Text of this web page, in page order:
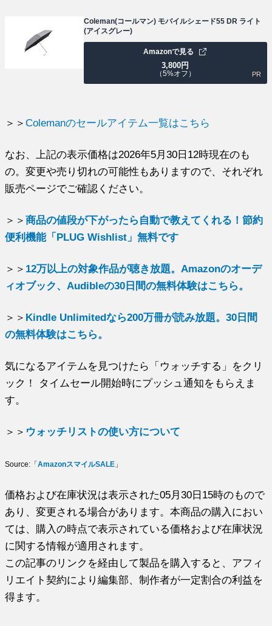
Coleman(コールマン) モバイルシェード55 DR ライト
(アイスグレー)
3,800円
（5%オフ）
Amazonで見る
PR
＞＞Colemanのセールアイテム一覧はこちら
なお、上記の表示価格は2026年5月30日12時現在のも
の。変更や売り切れの可能性もありますので、それぞれ
販売ページでご確認ください。
＞＞商品の値段が下がったら自動で教えてくれる！節約
便利機能「PLUG Wishlist」無料です
＞＞ 12万以上の対象作品が聴き放題。Amazonのオーデ
ィオブック、Audibleの30日間の無料体験はこちら。
＞＞ Kindle Unlimitedなら200万冊が読み放題。30日間
の無料体験はこちら。
気になるアイテムを見つけたら「ウォッチする」をクリ
ック！ タイムセール開始時にプッシュ通知をもらえま
す。
＞＞ ウォッチリストの使い方について
Source:「AmazonスマイルSALE 」
価格および在庫状況は表示された05月30日15時のもので
あり、変更される場合があります。本商品の購入におい
ては、購入の時点で表示されている価格および在庫状況
に関する情報が適用されます。
この記事のリンクを経由して製品を購入すると、アフィ
リエイト契約により編集部、制作者が一定割合の利益を
得ます。